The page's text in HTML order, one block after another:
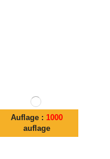
Auflage : 1000
auflage